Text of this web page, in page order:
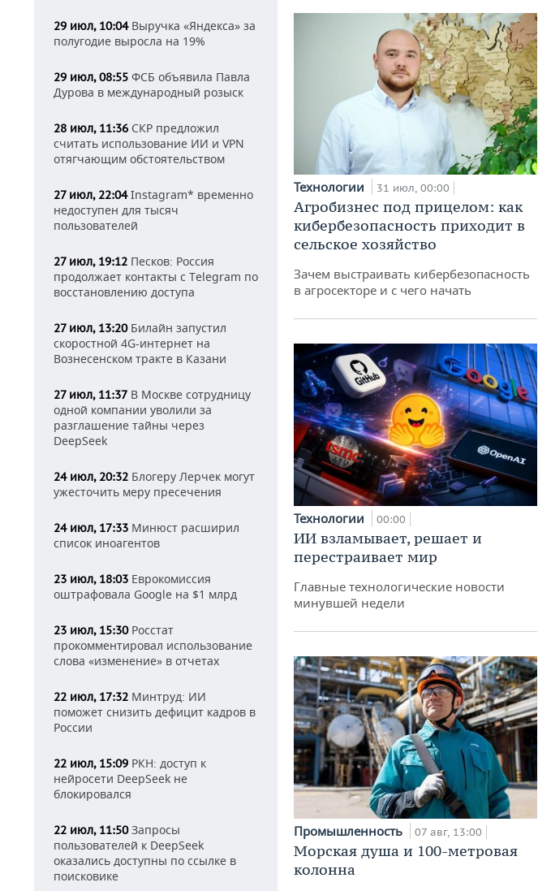
29 июл, 10:04Выручка «Яндекса» за
полугодие выросла на 19%
29 июл, 08:55 ФСБ объявила Павла
Дурова в международный розыск
28 июл, 11:36 СКР предложил
считать использование ИИ и VPN
отягчающим обстоятельством
27 июл, 22:04Instagram* временно
недоступен для тысяч
пользователей
27 июл, 19:12 Песков: Россия
продолжает контакты с Telegram по
восстановлению доступа
27 июл, 13:20Билайн запустил
скоростной 4G-интернет на
Вознесенском тракте в Казани
27 июл, 11:37 В Москве сотрудницу
одной компании уволили за
разглашение тайны через
DeepSeek
24 июл, 20:32 Блогеру Лерчек могут
ужесточить меру пресечения
24 июл, 17:33 Минюст расширил
список иноагентов
23 июл, 18:03 Еврокомиссия
оштрафовала Google на $1 млрд
23 июл, 15:30Росстат
прокомментировал использование
слова «изменение» в отчетах
22 июл, 17:32 Минтруд: ИИ
поможет снизить дефицит кадров в
России
22 июл, 15:09 РКН: доступ к
нейросети DeepSeek не
блокировался
22 июл, 11:50Запросы
пользователей к DeepSeek
оказались доступны по ссылке в
поисковике
Технологии 31 июл, 00:00
Агробизнес под прицелом: как
кибербезопасность приходит в
сельское хозяйство
Зачем выстраивать кибербезопасность
в агросекторе и с чего начать
Технологии 00:00
ИИ взламывает, решает и
перестраивает мир
Главные технологические новости
минувшей недели
Промышленность 07 авг, 13:00
Морская душа и 100-метровая
колонна